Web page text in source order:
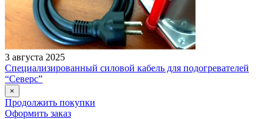
3 августа 2025
Специализированный силовой кабель для подогревателей
“Северс”
×
Продолжить покупки
Оформить заказ